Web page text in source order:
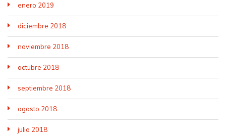
enero 2019
diciembre 2018
noviembre 2018
octubre 2018
septiembre 2018
agosto 2018
julio 2018